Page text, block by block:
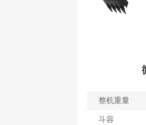
整机重量
斗容